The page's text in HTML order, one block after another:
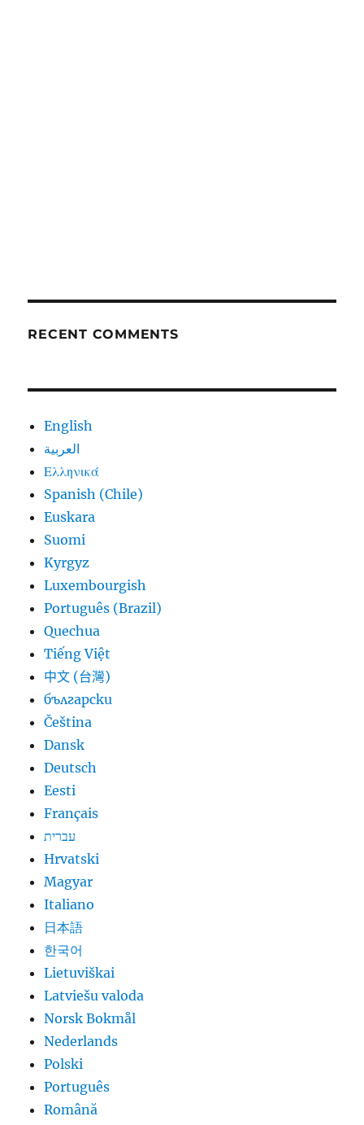
RECENT COMMENTS
English
العربية
Ελληνικά
Spanish (Chile)
Euskara
Suomi
Kyrgyz
Luxembourgish
Português (Brazil)
Quechua
Tiếng Việt
中文 (台灣)
български
Čeština
Dansk
Deutsch
Eesti
Français
עברית
Hrvatski
Magyar
Italiano
日本語
한국어
Lietuviškai
Latviešu valoda
Norsk Bokmål
Nederlands
Polski
Português
Română